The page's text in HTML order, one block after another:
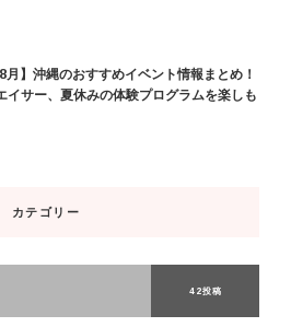
月】沖縄のおすすめイベント情報まとめ！
イサー、夏休みの体験プログラムを楽しも
カテゴリー
42投稿